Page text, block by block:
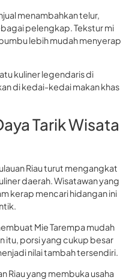
menambahkan telur,
pelengkap. Tekstur mi
lebih mudah menyerap
kuliner legendaris di
di kedai-kedai makan khas
Tarik Wisata
Riau turut mengangkat
daerah. Wisatawan yang
kerap mencari hidangan ini
Mie Tarempa mudah
itu, porsi yang cukup besar
nilai tambah tersendiri.
Riau yang membuka usaha